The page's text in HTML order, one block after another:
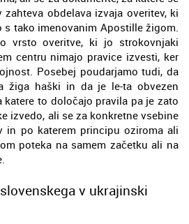
obdelava izvaja overitev, ki
tako imenovanim Apostille žigom.
vrsto overitve, ki jo strokovnjaki
centru nimajo pravice izvesti, ker
Posebej poudarjamo tudi, da
žiga haški in da je le-ta obvezen
katere to določajo pravila pa je zato
izvedo, ali se za konkretne vsebine
in po katerem principu oziroma ali
poteka na samem začetku ali na
v ukrajinski